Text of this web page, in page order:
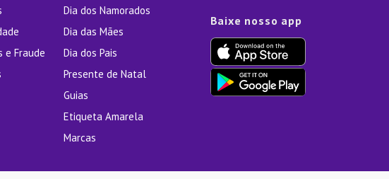
e Fraude
Dia dos Namorados
Dia das Mães
Dia dos Pais
Presente de Natal
Guias
Etiqueta Amarela
Marcas
Baixe nosso app